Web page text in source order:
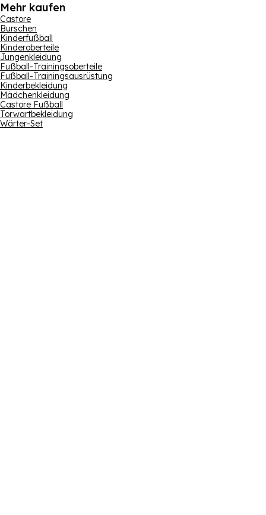
Mehr kaufen
Castore
Burschen
Kinderfußball
Kinderoberteile
Jungenkleidung
Fußball-Trainingsoberteile
Fußball-Trainingsausrüstung
Kinderbekleidung
Mädchenkleidung
Castore Fußball
Torwartbekleidung
Wärter-Set